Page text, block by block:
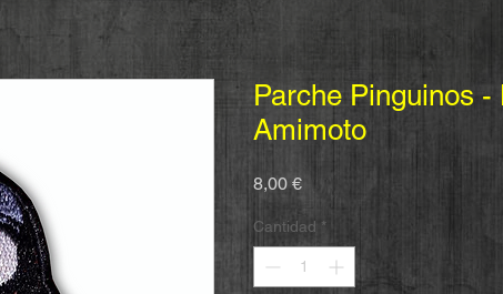
Parche Pinguinos -
Amimoto
8,00 €Precio
Cantidad *